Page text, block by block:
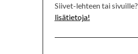
Siivet-lehteen tai sivuille?
lisätietoja!